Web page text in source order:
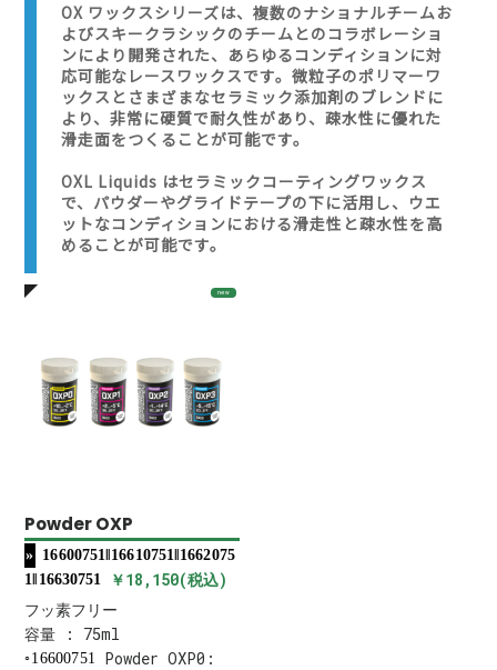
OX ワックスシリーズは、複数のナショナルチームお
よびスキークラシックのチームとのコラボレーショ
ンにより開発された、あらゆるコンディションに対
応可能なレースワックスです。微粒子のポリマーワ
ックスとさまざまなセラミック添加剤のブレンドに
より、非常に硬質で耐久性があり、疎水性に優れた
滑走面をつくることが可能です。
OXL Liquids はセラミックコーティングワックス
で、パウダーやグライドテープの下に活用し、ウエ
ットなコンディションにおける滑走性と疎水性を高
めることが可能です。
new
Powder OXP
16600751‖16610751‖1662075
1‖16630751
￥18,150(税込)
フッ素フリー
容量 : 75ml
16600751
Powder OXP0: